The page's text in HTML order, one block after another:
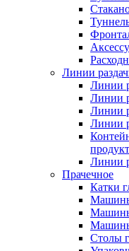
Линии
Линии
Линии
Линии
Линии
Линии
Прачечное
Катки
Столы